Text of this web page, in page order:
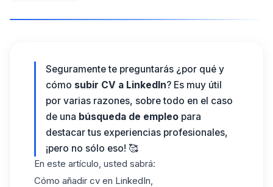
Seguramente te preguntarás ¿por qué y
cómo subir CV a LinkedIn? Es muy útil
por varias razones, sobre todo en el caso
de una búsqueda de empleo para
destacar tus experiencias profesionales,
¡pero no sólo eso! 🥰
En este artículo, usted sabrá:
Cómo añadir cv en LinkedIn,